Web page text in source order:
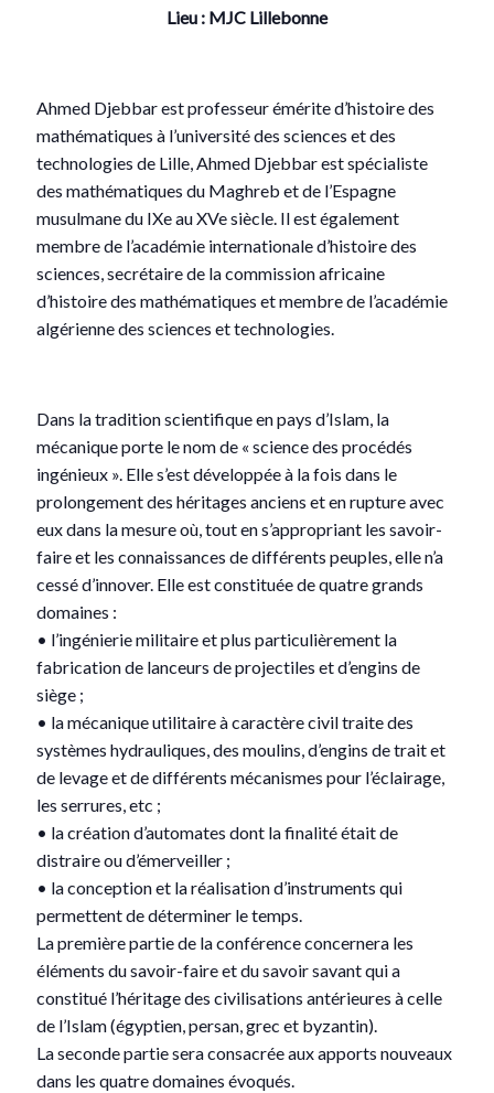
Lieu : MJC Lillebonne
Ahmed Djebbar est professeur émérite d’histoire des
mathématiques à l’université des sciences et des
technologies de Lille, Ahmed Djebbar est spécialiste
des mathématiques du Maghreb et de l’Espagne
musulmane du IXe au XVe siècle. Il est également
membre de l’académie internationale d’histoire des
sciences, secrétaire de la commission africaine
d’histoire des mathématiques et membre de l’académie
algérienne des sciences et technologies.
Dans la tradition scientifique en pays d’Islam, la
mécanique porte le nom de « science des procédés
ingénieux ». Elle s’est développée à la fois dans le
prolongement des héritages anciens et en rupture avec
eux dans la mesure où, tout en s’appropriant les savoir-
faire et les connaissances de différents peuples, elle n’a
cessé d’innover. Elle est constituée de quatre grands
domaines :
• l’ingénierie militaire et plus particulièrement la
fabrication de lanceurs de projectiles et d’engins de
siège ;
• la mécanique utilitaire à caractère civil traite des
systèmes hydrauliques, des moulins, d’engins de trait et
de levage et de différents mécanismes pour l’éclairage,
les serrures, etc ;
• la création d’automates dont la finalité était de
distraire ou d’émerveiller ;
• la conception et la réalisation d’instruments qui
permettent de déterminer le temps.
La première partie de la conférence concernera les
éléments du savoir-faire et du savoir savant qui a
constitué l’héritage des civilisations antérieures à celle
de l’Islam (égyptien, persan, grec et byzantin).
La seconde partie sera consacrée aux apports nouveaux
dans les quatre domaines évoqués.